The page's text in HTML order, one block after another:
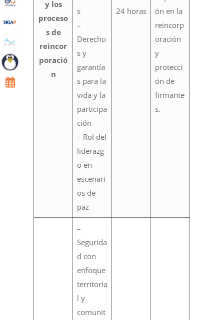
y los
proceso
s de
reincor
poració
n
s
–
Derecho
s y
garantía
s para la
vida y la
participa
ción
– Rol del
liderazg
o en
escenari
os de
paz
24 horas
ón en la
reincorp
oración
y
protecci
ón de
firmante
s.
–
Segurida
d con
enfoque
territoria
l y
comunit